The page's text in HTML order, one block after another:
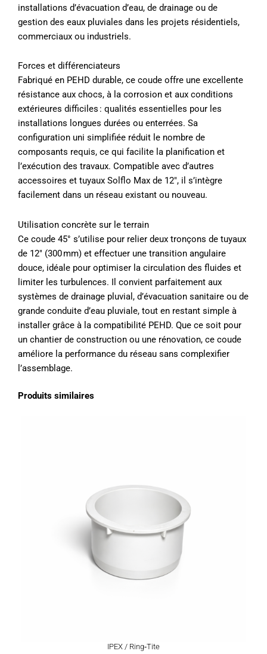
installations d’évacuation d’eau, de drainage ou de
gestion des eaux pluviales dans les projets résidentiels,
commerciaux ou industriels.
Forces et différenciateurs
Fabriqué en PEHD durable, ce coude offre une excellente
résistance aux chocs, à la corrosion et aux conditions
extérieures difficiles : qualités essentielles pour les
installations longues durées ou enterrées. Sa
configuration uni simplifiée réduit le nombre de
composants requis, ce qui facilite la planification et
l’exécution des travaux. Compatible avec d’autres
accessoires et tuyaux Solflo Max de 12″, il s’intègre
facilement dans un réseau existant ou nouveau.
Utilisation concrète sur le terrain
Ce coude 45° s’utilise pour relier deux tronçons de tuyaux
de 12″ (300 mm) et effectuer une transition angulaire
douce, idéale pour optimiser la circulation des fluides et
limiter les turbulences. Il convient parfaitement aux
systèmes de drainage pluvial, d’évacuation sanitaire ou de
grande conduite d’eau pluviale, tout en restant simple à
installer grâce à la compatibilité PEHD. Que ce soit pour
un chantier de construction ou une rénovation, ce coude
améliore la performance du réseau sans complexifier
l’assemblage.
Produits similaires
IPEX / Ring‑Tite